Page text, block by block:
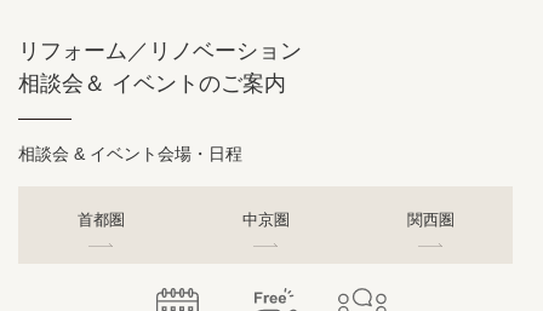
リフォーム／リノベーション
相談会＆ イベントのご案内
相談会 & イベント会場・日程
首都圏 中京圏 関西圏